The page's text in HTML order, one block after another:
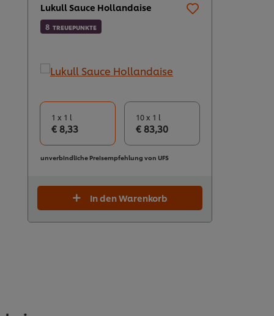
Lukull Sauce Hollandaise
8 TREUEPUNKTE
1 x 1 l
€ 8,33
10 x 1 l
€ 83,30
unverbindliche Preisempfehlung von UFS
In den Warenkorb